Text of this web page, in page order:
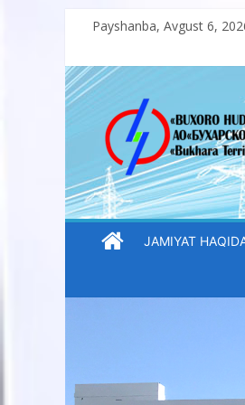
content
Payshanba, Avgust 6,
elektr
“Buxoro
JAMIYAT